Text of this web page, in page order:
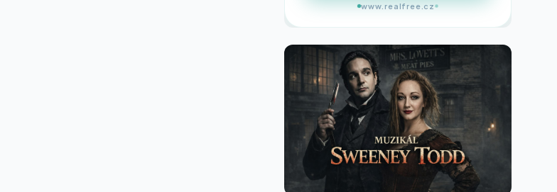
www.realfree.cz